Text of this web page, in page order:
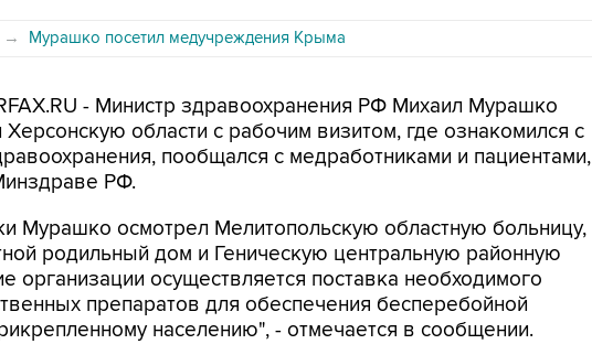
→ Мурашко посетил медучреждения Крыма
- Министр здравоохранения РФ Михаил Мурашко
области с рабочим визитом, где ознакомился с
пообщался с медработниками и пациентами,
РФ.
Мурашко осмотрел Мелитопольскую областную больницу,
родильный дом и Геническую центральную районную
организации осуществляется поставка необходимого
препаратов для обеспечения бесперебойной
населению", - отмечается в сообщении.